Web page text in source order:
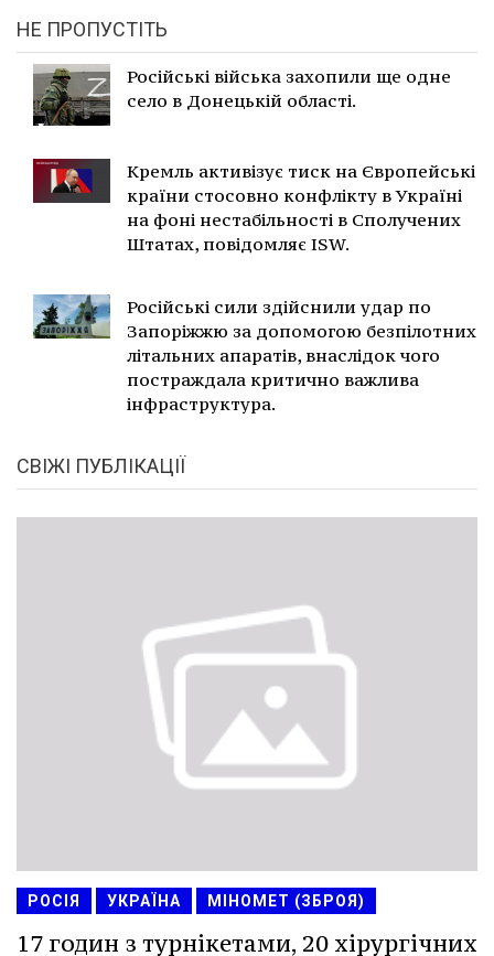
НЕ ПРОПУСТІТЬ
Російські війська захопили ще одне
село в Донецькій області.
Кремль активізує тиск на Європейські
країни стосовно конфлікту в Україні
на фоні нестабільності в Сполучених
Штатах, повідомляє ISW.
Російські сили здійснили удар по
Запоріжжю за допомогою безпілотних
літальних апаратів, внаслідок чого
постраждала критично важлива
інфраструктура.
СВІЖІ ПУБЛІКАЦІЇ
РОСІЯ УКРАЇНА МІНОМЕТ (ЗБРОЯ)
17 годин з турнікетами, 20 хірургічних